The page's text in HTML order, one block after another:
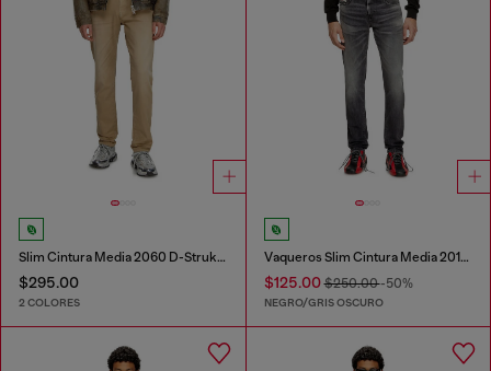
Slim Cintura Media 2060 D-Strukt Joggjeans®
$295.00
2 COLORES
Vaqueros Slim Cintura Media 2019 D-Strukt
$125.00$250.00-50%
NEGRO/GRIS OSCURO